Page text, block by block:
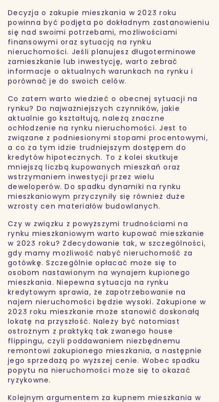
Decyzja o zakupie mieszkania w 2023 roku
powinna być podjęta po dokładnym zastanowieniu
się nad swoimi potrzebami, możliwościami
finansowymi oraz sytuacją na rynku
nieruchomości. Jeśli planujesz długoterminowe
zamieszkanie lub inwestycję, warto zebrać
informacje o aktualnych warunkach na rynku i
porównać je do swoich celów.
Co zatem warto wiedzieć o obecnej sytuacji na
rynku? Do najważniejszych czynników, jakie
aktualnie go kształtują, należą znaczne
ochłodzenie na rynku nieruchomości. Jest to
związane z podniesionymi stopami procentowymi,
a co za tym idzie trudniejszym dostępem do
kredytów hipotecznych. To z kolei skutkuje
mniejszą liczbą kupowanych mieszkań oraz
wstrzymaniem inwestycji przez wielu
deweloperów. Do spadku dynamiki na rynku
mieszkaniowym przyczyniły się również duże
wzrosty cen materiałów budowlanych.
Czy w związku z powyższymi trudnościami na
rynku mieszkaniowym warto kupować mieszkanie
w 2023 roku? Zdecydowanie tak, w szczególności,
gdy mamy możliwość nabyć nieruchomość za
gotówkę. Szczególnie opłacać może się to
osobom nastawionym na wynajem kupionego
mieszkania. Niepewna sytuacja na rynku
kredytowym sprawia, że zapotrzebowanie na
najem nieruchomości będzie wysoki. Zakupione w
2023 roku mieszkanie może stanowić doskonałą
lokatę na przyszłość. Należy być natomiast
ostrożnym z praktyką tak zwanego house
flippingu, czyli poddawaniem niezbędnemu
remontowi zakupionego mieszkania, a następnie
jego sprzedażą po wyższej cenie. Wobec spadku
popytu na nieruchomości może się to okazać
ryzykowne.
Kolejnym argumentem za kupnem mieszkania w